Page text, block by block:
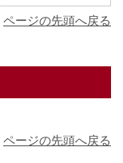
ページの先頭へ戻る
ページの先頭へ戻る